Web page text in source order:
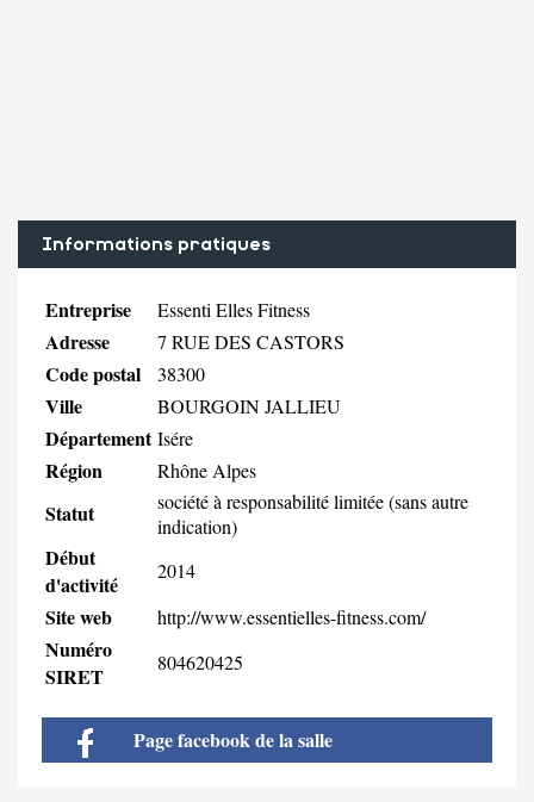
Informations pratiques
Entreprise Essenti Elles Fitness
Adresse 7 RUE DES CASTORS
Code postal 38300
Ville BOURGOIN JALLIEU
Département Isére
Région Rhône Alpes
Statut
société à responsabilité limitée (sans autre
indication)
Début
d'activité
2014
Site web http://www.essentielles-fitness.com/
Numéro
SIRET
804620425
Page facebook de la salle